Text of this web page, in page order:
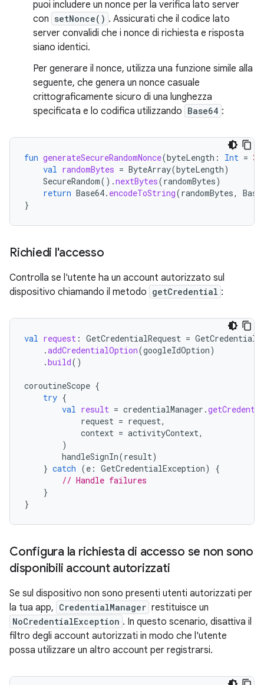
puoi includere un nonce per la verifica lato server
con setNonce() . Assicurati che il codice lato
server convalidi che i nonce di richiesta e risposta
siano identici.
Per generare il nonce, utilizza una funzione simile alla
seguente, che genera un nonce casuale
crittograficamente sicuro di una lunghezza
specificata e lo codifica utilizzando Base64 :
fun generateSecureRandomNonce(byteLength : Int = 32
val randomBytes = ByteArray(byteLength)
SecureRandom().nextBytes(randomBytes)
return Base64. encodeToString(randomBytes,
}
Richiedi l'accesso
Controlla se l'utente ha un account autorizzato sul
dispositivo chiamando il metodo getCredential :
val request : GetCredentialRequest =
.addCredentialOption(googleIdOption)
.build()
coroutineScope {
try {
val result = credentialManager .
request = request,
context = activityContext,
)
handleSignIn(result)
} catch (e : GetCredentialException)
{
// Handle failures
}
}
Configura la richiesta di accesso se non sono
disponibili account autorizzati
Se sul dispositivo non sono presenti utenti autorizzati per
la tua app, CredentialManager restituisce un
NoCredentialException . In questo scenario, disattiva il
filtro degli account autorizzati in modo che l'utente
possa utilizzare un altro account per registrarsi.